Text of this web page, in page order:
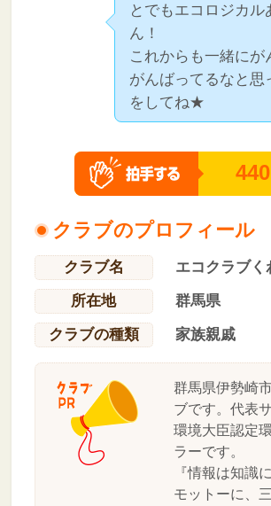
とでもエコロジカル
ん！
これからも一緒にが
がんばってるなと思
をしてね★
440
クラブのプロフィール
クラブ名
エコクラブく
所在地
群馬県
クラブの種類
家族親戚
群馬県伊勢崎
ブです。代表
環境大臣認定
ラーです。
『情報は知識
モットーに、